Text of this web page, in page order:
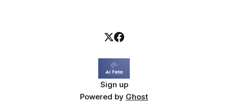
Sign up
Powered by Ghost